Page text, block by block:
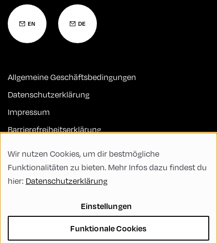
Allgemeine Geschäftsbedingungen
Datenschutzerklärung
Impressum
Barrierefreiheitserklärung
FAQs
Code of Conduct
Nachhaltigkeit
Vielfalt, Gleichberechtigung und Inklusion
Wir nutzen Cookies, um dir bestmögliche
Funktionalitäten zu bieten. Mehr Infos dazu findest du
hier: Datenschutzerklärung
Einstellungen
Funktionale Cookies